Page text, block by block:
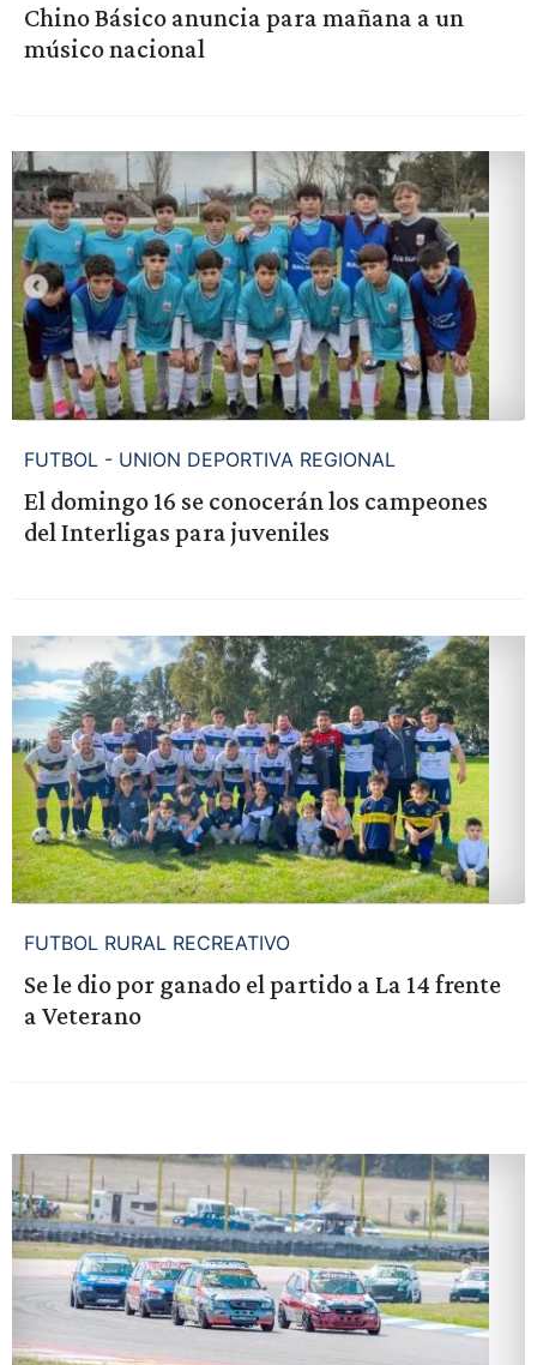
Chino Básico anuncia para mañana a un
músico nacional
FUTBOL - UNION DEPORTIVA REGIONAL
El domingo 16 se conocerán los campeones
del Interligas para juveniles
FUTBOL RURAL RECREATIVO
Se le dio por ganado el partido a La 14 frente
a Veterano